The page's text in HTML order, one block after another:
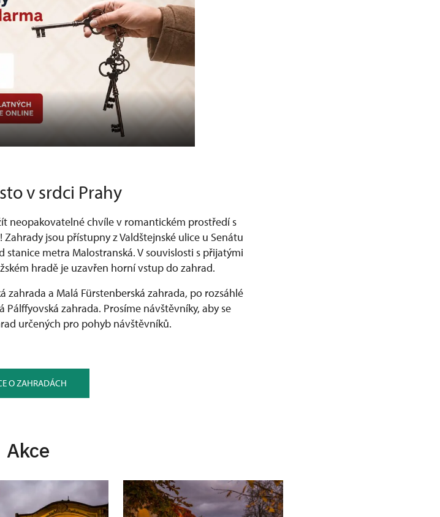
v srdci Prahy
neopakovatelné chvíle v romantickém prostředí s
jsou přístupny z Valdštejnské ulice u Senátu
metra Malostranská. V souvislosti s přijatými
hradě je uzavřen horní vstup do zahrad.
zahrada a Malá Fürstenberská zahrada, po rozsáhlé
zahrada. Prosíme návštěvníky, aby se
určených pro pohyb návštěvníků.
O ZAHRADÁCH
Akce